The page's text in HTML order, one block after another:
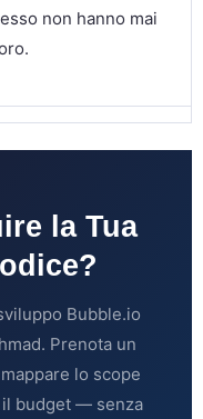
non hanno mai
la Tua
Bubble.io
Prenota un
lo scope
budget — senza